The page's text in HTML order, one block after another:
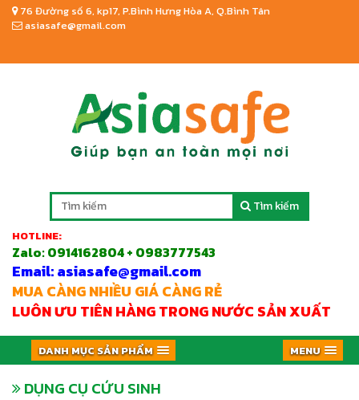
76 Đường số 6, kp17, P.Bình Hưng Hòa A, Q.Bình Tân
asiasafe@gmail.com
Tìm kiếm
HOTLINE:
Zalo:0914162804 + 0983777543
Email: asiasafe@gmail.com
MUA CÀNG NHIỀU GIÁ CÀNG RẺ
LUÔN ƯU TIÊN HÀNG TRONG NƯỚC SẢN XUẤT
DANH MỤC SẢN PHẨM MENU
DỤNG CỤ CỨU SINH